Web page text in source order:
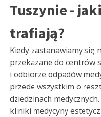
Tuszynie -
trafiają?
Kiedy zastanawiamy się
przekazane do centrów
i odbiorze odpadów
przede wszystkim o
dziedzinach
kliniki medycyny